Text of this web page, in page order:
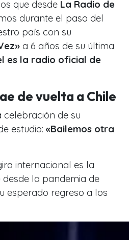
que desde La Radio de
durante el paso del
país con su
a 6 años de su última
es la radio oficial de
de vuelta a Chile
celebración de su
estudio: «Bailemos otra
internacional es la
la pandemia de
esperado regreso a los